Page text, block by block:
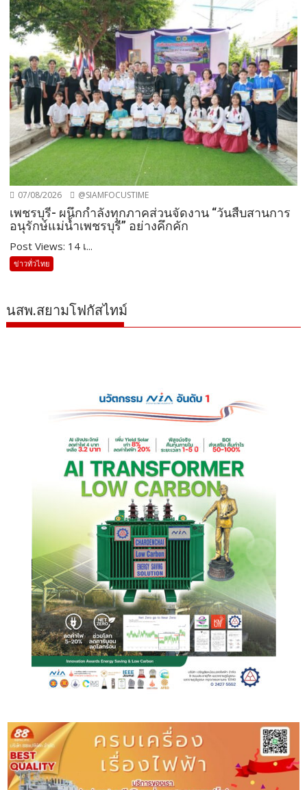
07/08/2026 @SIAMFOCUSTIME
เพชรบุรี- ผนึกกำลังทุกภาคส่วนจัดงาน “วันสืบสานการ
อนุรักษ์แม่น้ำเพชรบุรี” อย่างคึกคัก
Post Views: 14 เ...
ข่าวทั่วไทย
นสพ.สยามโฟกัสไทม์